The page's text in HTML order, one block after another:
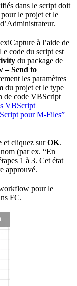
dans le script doit
le projet et le
à l’aide de
code du script est
du package de
– Send to
les paramètres
du projet et le type
de code VBScript
VBScript
pour M-Files”
et cliquez surOK.
(par ex. “En
1 à 3. Cet état
approuvé.
pour le
FC.